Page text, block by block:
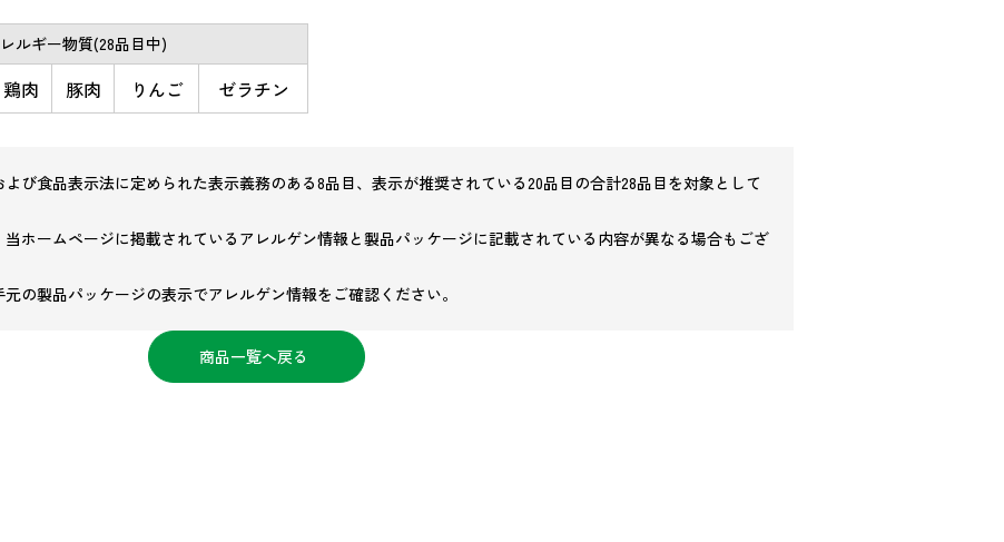
ルギー物質(28品目中)
鶏肉 豚肉 りんご ゼラチン
び食品表示法に定められた表示義務のある8品目、表示が推奨されている20品目の合計28品目を対象として
ホームページに掲載されているアレルゲン情報と製品パッケージに記載されている内容が異なる場合もござ
の製品パッケージの表示でアレルゲン情報をご確認ください。
商品一覧へ戻る